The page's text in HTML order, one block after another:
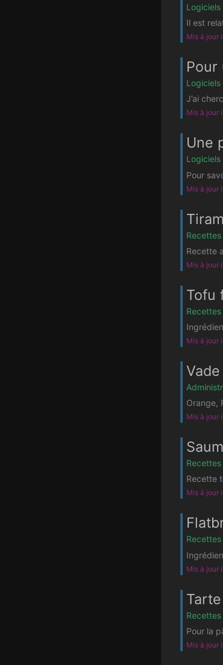
Logiciels
Il est
Mis à jour
Pour
Logiciels
J’ai
Mis à jour
Une
Logiciels
Pour
Mis à jour
Recette
Mis à jour
Tofu
Mis à jour
Orange,
Mis à jour
Recette
Mis à jour
Mis à jour
Pour la
Mis à jour